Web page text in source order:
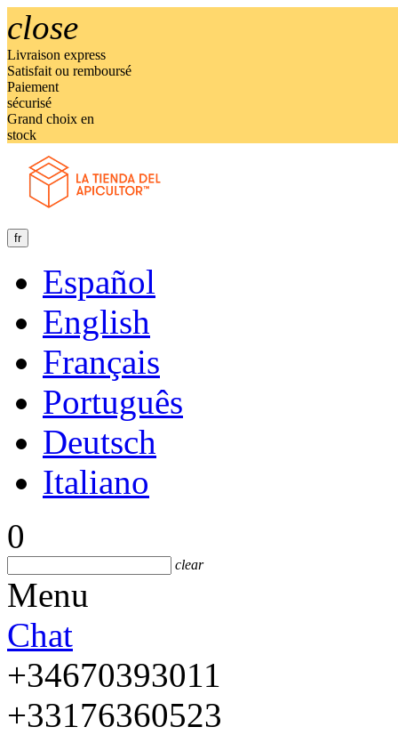
close
Livraison express
Satisfait ou remboursé
Paiement
sécurisé
Grand choix en
stock
fr
Español
English
Français
Português
Deutsch
Italiano
0
clear
Menu
Chat
+34670393011
+33176360523